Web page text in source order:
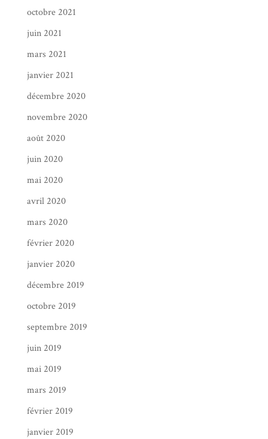
octobre 2021
juin 2021
mars 2021
janvier 2021
décembre 2020
novembre 2020
août 2020
juin 2020
mai 2020
avril 2020
mars 2020
février 2020
janvier 2020
décembre 2019
octobre 2019
septembre 2019
juin 2019
mai 2019
mars 2019
février 2019
janvier 2019